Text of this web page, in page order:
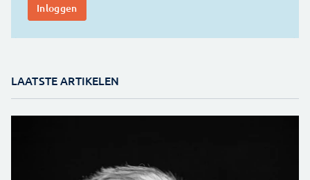
LAATSTE ARTIKELEN